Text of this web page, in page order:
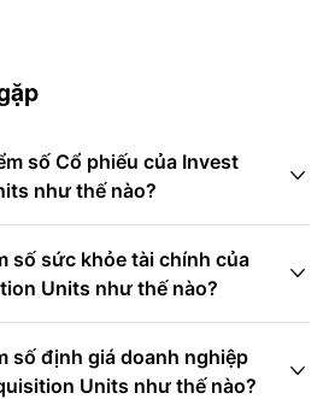
số Cổ phiếu của Invest
như thế nào?

số sức khỏe tài chính của
Units như thế nào?

số định giá doanh nghiệp
Units như thế nào?
